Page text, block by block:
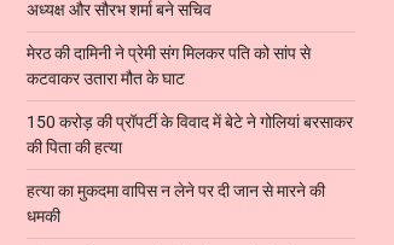
अध्यक्ष और सौरभ शर्मा बने सचिव
मेरठ की दामिनी ने प्रेमी संग मिलकर पति को सांप से
कटवाकर उतारा मौत के घाट
150 करोड़ की प्रॉपर्टी के विवाद में बेटे ने गोलियां बरसाकर
की पिता की हत्या
हत्या का मुकदमा वापिस न लेने पर दी जान से मारने की
धमकी